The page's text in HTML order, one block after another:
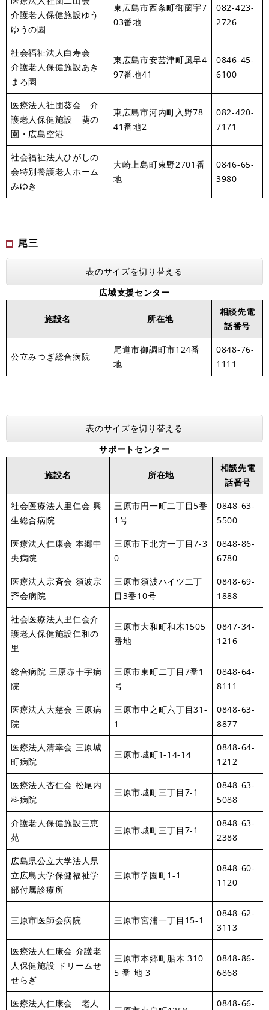
介護老人保健施設ゆう
ゆうの園
東広島市西条町御薗宇7
03番地
082-423-
2726
社会福祉法人白寿会
介護老人保健施設あき
まろ園
東広島市安芸津町風早4
97番地41
0846-45-
6100
医療法人社団葵会 介
護老人保健施設 葵の
園・広島空港
東広島市河内町入野78
41番地2
082-420-
7171
社会福祉法人ひがしの
会特別養護老人ホーム
みゆき
大崎上島町東野2701番
地
0846-65-
3980
尾三
表のサイズを切り替える
広域支援センター
施設名 所在地
相談先電
話番号
公立みつぎ総合病院
尾道市御調町市124番
地
0848-76-
1111
表のサイズを切り替える
サポートセンター
施設名 所在地
相談先電
話番号
社会医療法人里仁会 興
生総合病院
三原市円一町二丁目5番
1号
0848-63-
5500
医療法人仁康会 本郷中
央病院
三原市下北方一丁目7-3
0
0848-86-
6780
医療法人宗斉会 須波宗
斉会病院
三原市須波ハイツ二丁
目3番10号
0848-69-
1888
社会医療法人里仁会介
護老人保健施設仁和の
里
三原市大和町和木1505
番地
0847-34-
1216
総合病院 三原赤十字病
院
三原市東町二丁目7番1
号
0848-64-
8111
医療法人大慈会 三原病
院
三原市中之町六丁目31-
1
0848-63-
8877
医療法人清幸会 三原城
町病院
三原市城町1-14-14
0848-64-
1212
医療法人杏仁会 松尾内
科病院
三原市城町三丁目7-1
0848-63-
5088
介護老人保健施設三恵
苑
三原市城町三丁目7-1
0848-63-
2388
広島県公立大学法人県
立広島大学保健福祉学
部付属診療所
三原市学園町1-1
0848-60-
1120
三原市医師会病院 三原市宮浦一丁目15-1
0848-62-
3113
医療法人仁康会 介護老
人保健施設 ドリームせ
せらぎ
三原市本郷町船木 310
5 番 地 3
0848-86-
6868
医療法人仁康会 老人
0848-66-